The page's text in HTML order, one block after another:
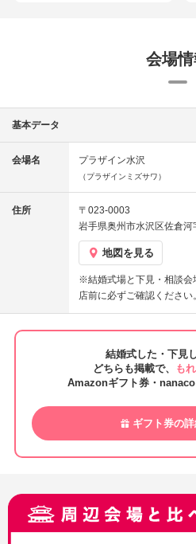
会場
基本データ
会場名 プラザイン水沢
（プラザインミズサワ）
住所
〒023-0003
岩手県奥州市水沢区佐倉河
地図を見る
※結婚式場と下見・相談会
店前に必ずご確認ください。
結婚式した・下見
どちらも掲載で、
も
Amazonギフト券・nanaco
ギフト券の